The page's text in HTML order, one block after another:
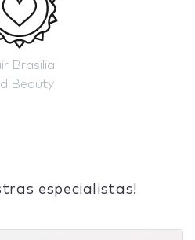
Brasilia
Beauty
especialistas!